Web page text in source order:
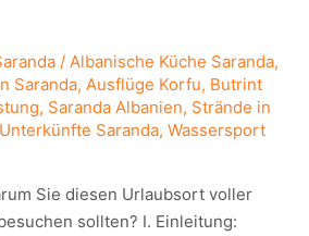
/Albanische Küche Saranda,
Saranda,Ausflüge Korfu, Butrint
, Saranda Albanien, Strände in
Unterkünfte Saranda,Wassersport
Sie diesen Urlaubsort voller
sollten? I. Einleitung: